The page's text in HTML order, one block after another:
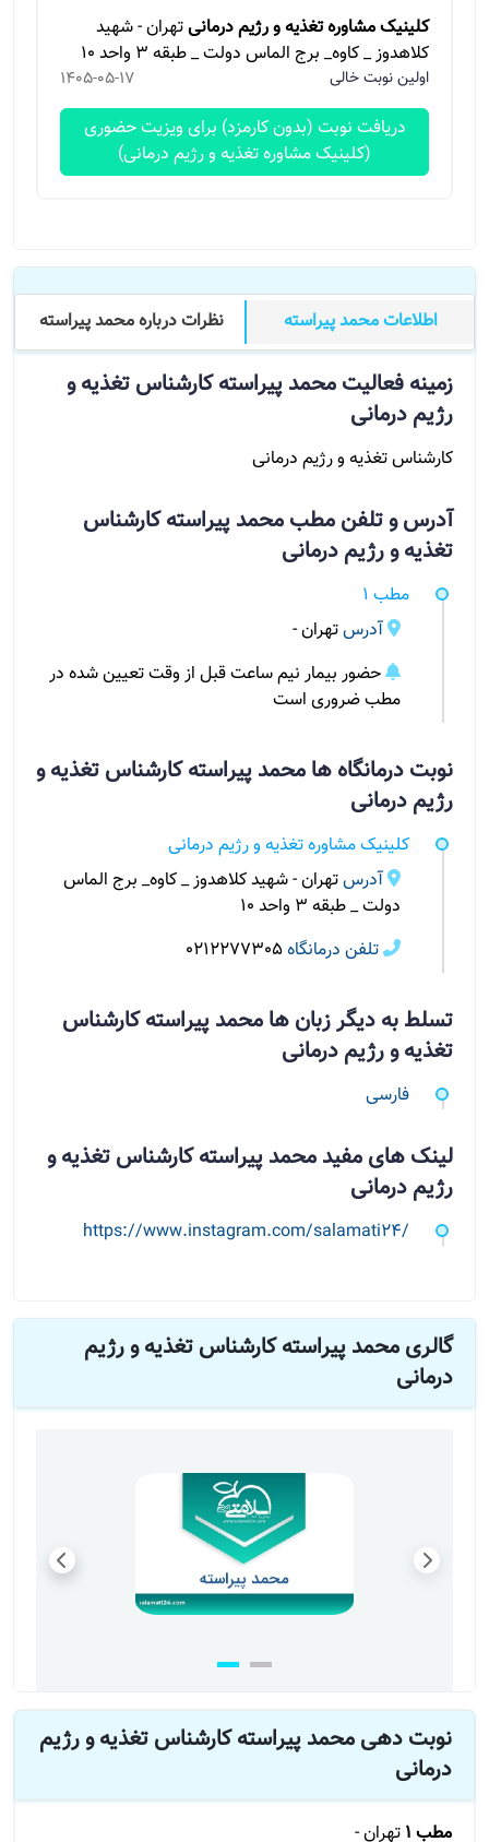
کلینیک مشاوره تغذیه و رژیم درمانیتهران - شهید
کلاهدوز _ کاوه_ برج الماس دولت _ طبقه ۳ واحد ۱۰
اولین نوبت خالی 1405-05-17
دریافت نوبت (بدون کارمزد) برای ویزیت حضوری
(کلینیک مشاوره تغذیه و رژیم درمانی)
اطلاعات محمد پیراسته نظرات درباره محمد پیراسته
زمینه فعالیت محمد پیراسته کارشناس تغذیه و
رژیم درمانی
کارشناس تغذیه و رژیم درمانی
آدرس و تلفن مطب محمد پیراسته کارشناس
تغذیه و رژیم درمانی
مطب 1
آدرستهران -
حضور بیمار نیم ساعت قبل از وقت تعیین شده در
مطب ضروری است
نوبت درمانگاه ها محمد پیراسته کارشناس تغذیه و
رژیم درمانی
کلینیک مشاوره تغذیه و رژیم درمانی
آدرستهران - شهید کلاهدوز _ کاوه_ برج الماس
دولت _ طبقه ۳ واحد ۱۰
تلفن درمانگاه
تسلط به دیگر زبان ها محمد پیراسته کارشناس
تغذیه و رژیم درمانی
فارسی
لینک های مفید محمد پیراسته کارشناس تغذیه و
رژیم درمانی
https://www.instagram.com/salamati24/
گالری محمد پیراسته کارشناس تغذیه و رژیم
درمانی
نوبت دهی محمد پیراسته کارشناس تغذیه و رژیم
درمانی
مطب 1 تهران -